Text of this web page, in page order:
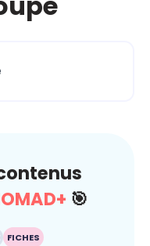
🎯
FICHES